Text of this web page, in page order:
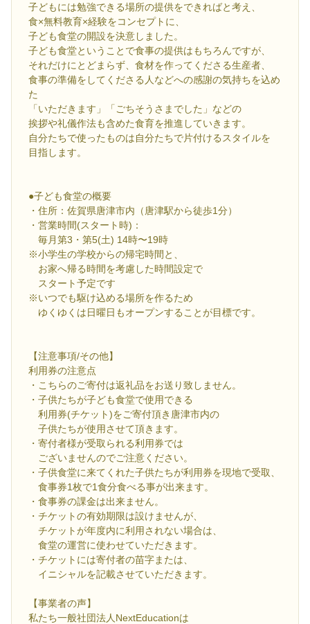
子どもには勉強できる場所の提供をできればと考え、
食×無料教育×経験をコンセプトに、
子ども食堂の開設を決意しました。
子ども食堂ということで食事の提供はもちろんですが、
それだけにとどまらず、食材を作ってくださる生産者、
食事の準備をしてくださる人などへの感謝の気持ちを込め
た
「いただきます」「ごちそうさまでした」などの
挨拶や礼儀作法も含めた食育を推進していきます。
自分たちで使ったものは自分たちで片付けるスタイルを
目指します。
●子ども食堂の概要
・住所：佐賀県唐津市内（唐津駅から徒歩1分）
・営業時間(スタート時)：
毎月第3・第5(土) 14時〜19時
※小学生の学校からの帰宅時間と、
お家へ帰る時間を考慮した時間設定で
スタート予定です
※いつでも駆け込める場所を作るため
ゆくゆくは日曜日もオープンすることが目標です。
【注意事項/その他】
利用券の注意点
・こちらのご寄付は返礼品をお送り致しません。
・子供たちが子ども食堂で使用できる
利用券(チケット)をご寄付頂き唐津市内の
子供たちが使用させて頂きます。
・寄付者様が受取られる利用券では
ございませんのでご注意ください。
・子供食堂に来てくれた子供たちが利用券を現地で受取、
食事券1枚で1食分食べる事が出来ます。
・食事券の課金は出来ません。
・チケットの有効期限は設けませんが、
チケットが年度内に利用されない場合は、
食堂の運営に使わせていただきます。
・チケットには寄付者の苗字または、
イニシャルを記載させていただきます。
【事業者の声】
私たち一般社団法人NextEducationは